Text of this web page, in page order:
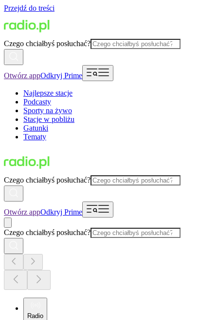
Przejdź do treści
Czego chciałbyś posłuchać?
Otwórz appOdkryj Prime
Najlepsze stacje
Podcasty
Sporty na żywo
Stacje w pobliżu
Gatunki
Tematy
Czego chciałbyś posłuchać?
Otwórz appOdkryj Prime
Czego chciałbyś posłuchać?
Radio